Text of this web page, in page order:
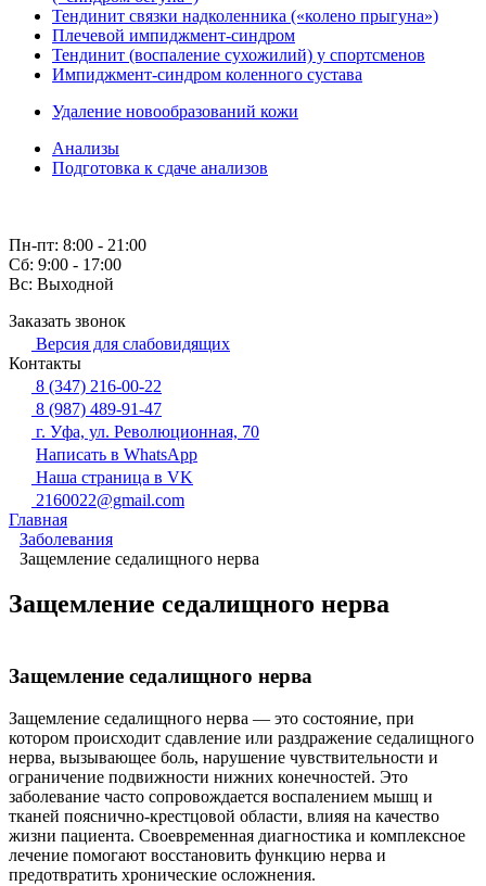
Тендинит связки надколенника («колено прыгуна»)
Плечевой импиджмент-синдром
Тендинит (воспаление сухожилий) у спортсменов
Импиджмент-синдром коленного сустава
Удаление новообразований кожи
Анализы
Подготовка к сдаче анализов
Пн-пт: 8:00 - 21:00
Сб: 9:00 - 17:00
Вс: Выходной
Заказать звонок
Версия для слабовидящих
Контакты
8 (347) 216-00-22
8 (987) 489-91-47
г. Уфа, ул. Революционная, 70
Написать в WhatsApp
Наша страница в VK
2160022@gmail.com
Главная
Заболевания
Защемление седалищного нерва
Защемление седалищного нерва
Защемление седалищного нерва
Защемление седалищного нерва — это состояние, при
котором происходит сдавление или раздражение седалищного
нерва, вызывающее боль, нарушение чувствительности и
ограничение подвижности нижних конечностей. Это
заболевание часто сопровождается воспалением мышц и
тканей пояснично-крестцовой области, влияя на качество
жизни пациента. Своевременная диагностика и комплексное
лечение помогают восстановить функцию нерва и
предотвратить хронические осложнения.